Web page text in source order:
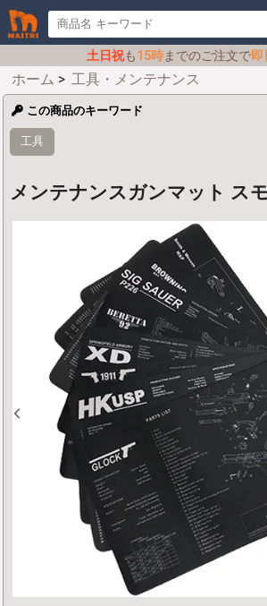
土日祝も15時までのご注文で即
ホーム > 工具・メンテナンス
この商品のキーワード
工具
メンテナンスガンマット ス